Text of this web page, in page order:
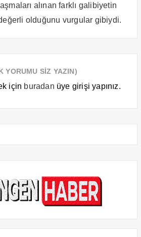
alınan farklı galibiyetin
olduğunu vurgular gibiydi.
YORUMU SİZ YAZIN)
için buradan üye girişi yapınız.